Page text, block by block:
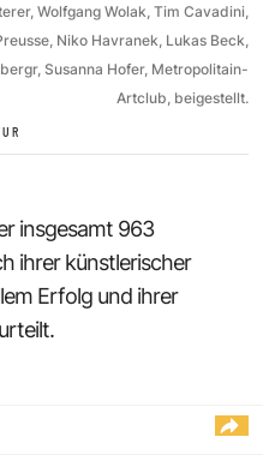
Wolfgang Wolak, Tim Cavadini,
Niko Havranek, Lukas Beck,
Susanna Hofer, Metropolitain-
Artclub, beigestellt.
insgesamt 963
ihrer künstlerischer
Erfolg und ihrer